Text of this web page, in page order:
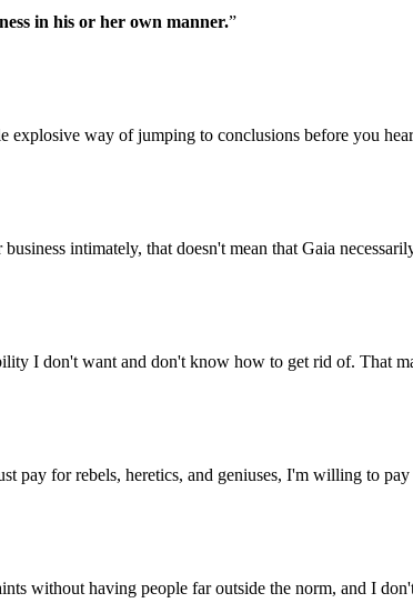
in his or her own manner.”
explosive way of jumping to conclusions before you
intimately, that doesn't mean that Gaia
I don't want and don't know how to get rid of. That
pay for rebels, heretics, and geniuses, I'm willing to
without having people far outside the norm, and I